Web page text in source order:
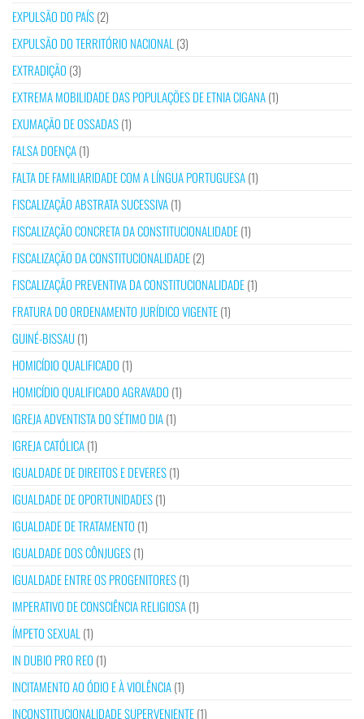
EXPULSÃO DO PAÍS(2)
EXPULSÃO DO TERRITÓRIO NACIONAL (3)
EXTRADIÇÃO (3)
EXTREMA MOBILIDADE DAS POPULAÇÕES DE ETNIA CIGANA(1)
EXUMAÇÃO DE OSSADAS(1)
FALSA DOENÇA(1)
FALTA DE FAMILIARIDADE COM A LÍNGUA PORTUGUESA(1)
FISCALIZAÇÃO ABSTRATA SUCESSIVA(1)
FISCALIZAÇÃO CONCRETA DA CONSTITUCIONALIDADE(1)
FISCALIZAÇÃO DA CONSTITUCIONALIDADE(2)
FISCALIZAÇÃO PREVENTIVA DA CONSTITUCIONALIDADE(1)
FRATURA DO ORDENAMENTO JURÍDICO VIGENTE(1)
GUINÉ-BISSAU(1)
HOMICÍDIO QUALIFICADO (1)
HOMICÍDIO QUALIFICADO AGRAVADO (1)
IGREJA ADVENTISTA DO SÉTIMO DIA(1)
IGREJA CATÓLICA(1)
IGUALDADE DE DIREITOS E DEVERES(1)
IGUALDADE DE OPORTUNIDADES(1)
IGUALDADE DE TRATAMENTO (1)
IGUALDADE DOS CÔNJUGES(1)
IGUALDADE ENTRE OS PROGENITORES(1)
IMPERATIVO DE CONSCIÊNCIA RELIGIOSA(1)
ÍMPETO SEXUAL (1)
IN DUBIO PRO REO (1)
INCITAMENTO AO ÓDIO E À VIOLÊNCIA(1)
INCONSTITUCIONALIDADE SUPERVENIENTE(1)